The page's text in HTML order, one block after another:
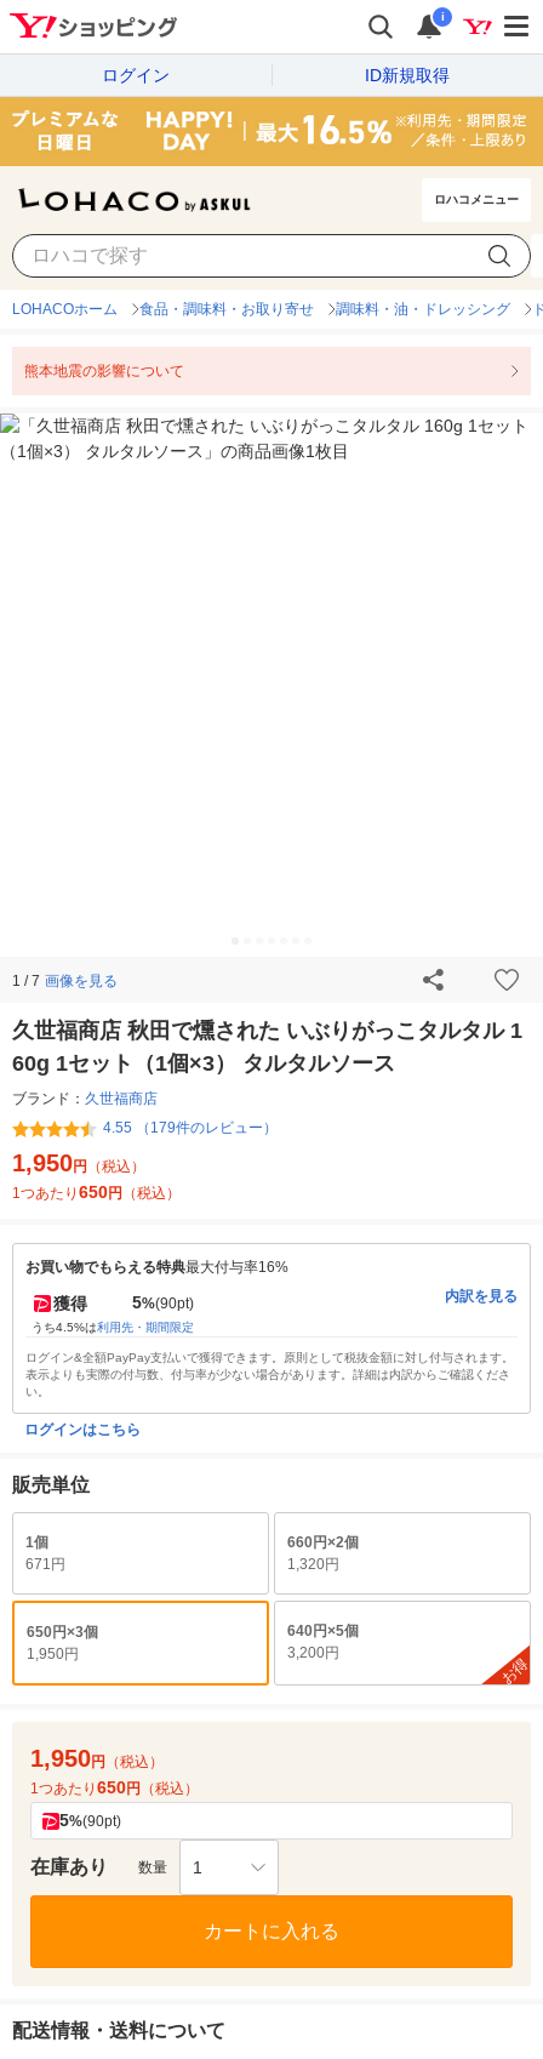
i
ログイン ID新規取得
ロハコメニュー
LOHACOホーム 食品・調味料・お取り寄せ 調味料・油・ドレッシング
熊本地震の影響について
1 / 7 画像を見る
久世福商店 秋田で燻された いぶりがっこタルタル 1
60g 1セット（1個×3） タルタルソース
ブランド： 久世福商店
4.55 （179件のレビュー）
1,950円
（税込）
1つあたり 650円 （税込）
お買い物でもらえる特典最大付与率16%
獲得 5%(90pt)
うち4.5%は利用先・期間限定
内訳を見る
ログイン&全額PayPay支払いで獲得できます。原則として税抜金額に対し付与されます。
表示よりも実際の付与数、付与率が少ない場合があります。詳細は内訳からご確認くださ
い。
ログインはこちら
販売単位
1個
671円
660円×2個
1,320円
650円×3個
1,950円
640円×5個
3,200円
お得
1,950円
（税込）
1つあたり 650円 （税込）
5%(90pt)
在庫あり 数量 1
カートに入れる
配送情報・送料について